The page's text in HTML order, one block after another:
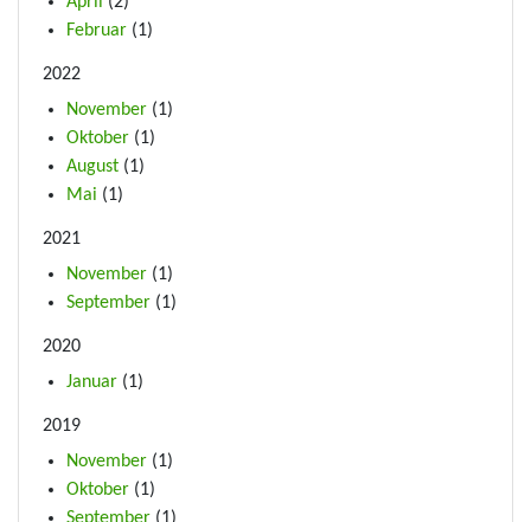
Februar (1)
2022
November (1)
Oktober (1)
August (1)
Mai (1)
2021
November (1)
September (1)
2020
Januar (1)
2019
November (1)
Oktober (1)